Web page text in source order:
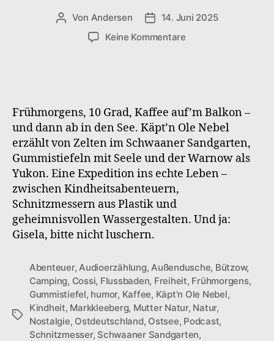
Beitragsautor
Von Andersen Veröffentlichungsdatum
14. Juni 2025
Keine Kommentarezu
Feeling
Frühmorgens, 10 Grad, Kaffee auf’m Balkon –
und dann ab in den See. Käpt’n Ole Nebel
erzählt von Zelten im Schwaaner Sandgarten,
Gummistiefeln mit Seele und der Warnow als
Yukon. Eine Expedition ins echte Leben –
zwischen Kindheitsabenteuern,
Schnitzmessern aus Plastik und
geheimnisvollen Wassergestalten. Und ja:
Gisela, bitte nicht luschern.
Schlagwörter
Abenteuer,Audioerzählung,Außendusche, Bützow,
Camping, Cossi, Flussbaden, Freiheit, Frühmorgens,
Gummistiefel, humor, Kaffee, Käpt’n Ole Nebel,
Kindheit, Markkleeberg, Mutter Natur, Natur,
Nostalgie, Ostdeutschland, Ostsee, Podcast,
Schnitzmesser, Schwaaner Sandgarten,